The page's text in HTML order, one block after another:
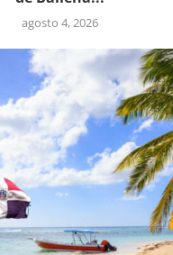
agosto 4, 2026